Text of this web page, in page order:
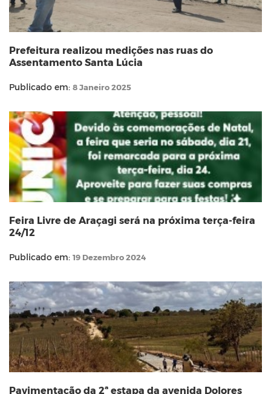
Prefeitura realizou medições nas ruas do
Assentamento Santa Lúcia
Publicado em: 8 Janeiro 2025
Feira Livre de Araçagi será na próxima terça-feira
24/12
Publicado em: 19 Dezembro 2024
Pavimentação da 2ª estapa da avenida Dolores